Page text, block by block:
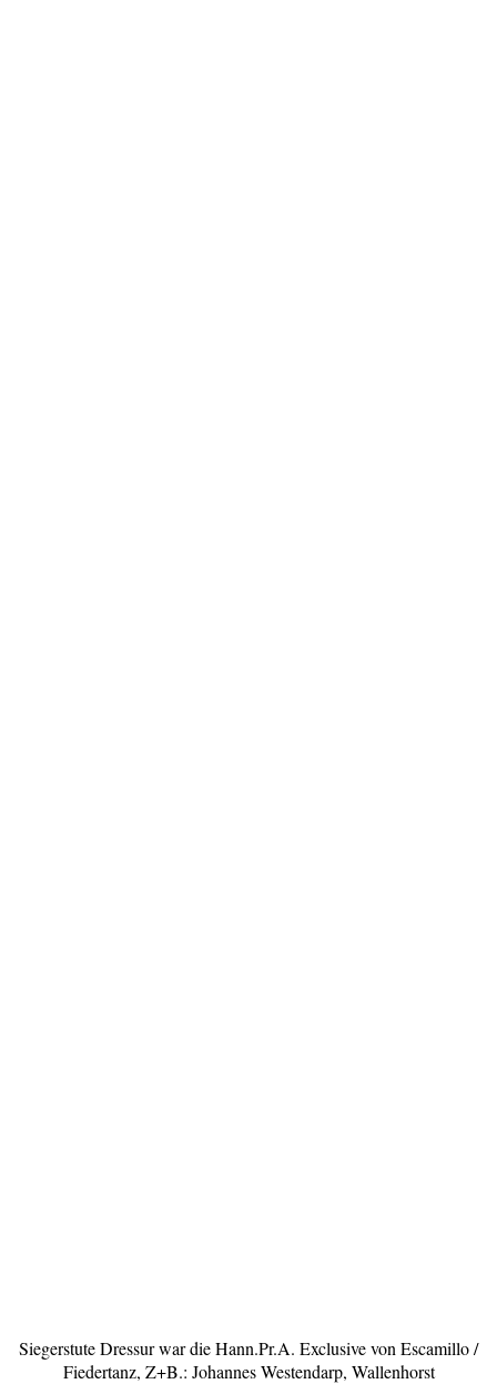
Siegerstute Dressur war die Hann.Pr.A. Exclusive von Escamillo /
Fiedertanz, Z+B.: Johannes Westendarp, Wallenhorst